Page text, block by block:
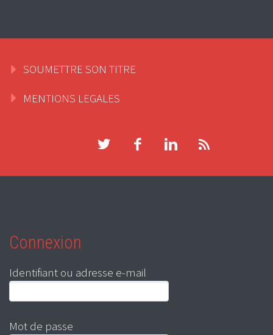
SOUMETTRE SON TITRE
MENTIONS LEGALES
Connexion
Identifiant ou adresse e-mail
Mot de passe